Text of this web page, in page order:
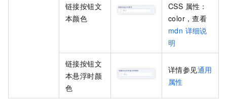
链接按钮文
本颜色
CSS 属性：
color ，查看
mdn 详细说
明
链接按钮文
本悬浮时颜
色
详情参见通用
属性